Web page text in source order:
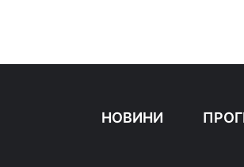
НОВИНИ